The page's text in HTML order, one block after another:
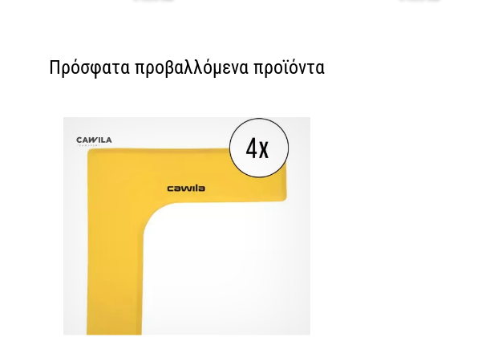
Πρόσφατα προβαλλόμενα προϊόντα